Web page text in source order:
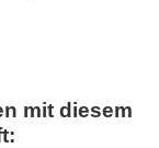
mit diesem